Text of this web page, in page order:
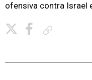
ofensiva contra Israel